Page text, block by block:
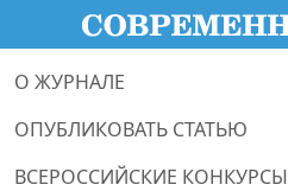
О ЖУРНАЛЕ
ОПУБЛИКОВАТЬ СТАТЬЮ
ВСЕРОССИЙСКИЕ КОНКУРСЫ